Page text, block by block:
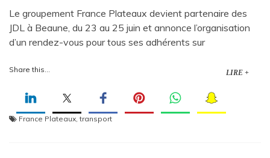
Le groupement France Plateaux devient partenaire des
JDL à Beaune, du 23 au 25 juin et annonce l’organisation
d’un rendez-vous pour tous ses adhérents sur
Share this... LIRE +
France Plateaux ,transport